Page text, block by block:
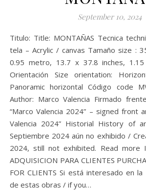
September 10, 2024
Titulo: Title: MONTAÑAS Tecnica technique: Acrilico / tela
tela – Acrylic / canvas Tamaño size :
0.95 metro, 13.7 x 37.8 inches,
Orientación Size orientation:
Panoramic horizontal Código code
Author: Marco Valencia Firmado
“Marco Valencia 2024” – signed front
Valencia 2024” Historial History of
Septiembre 2024 aún no exhibido /
2024, still not exhibited. Read more
ADQUISICION PARA CLIENTES
FOR CLIENTS Si está interesado en la
de estas obras / if you…